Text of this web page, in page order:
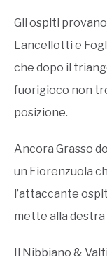
Gli ospiti
Lancellotti e
che dopo il
fuorigioco non
posizione.
Ancora Grasso
un Fiorenzuola
l’attaccante
mette alla destra
Il Nibbiano &